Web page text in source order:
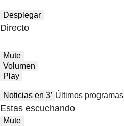
Desplegar
Directo
Mute
Volumen
Play
Noticias en 3′ Últimos programas
Estas escuchando
Mute